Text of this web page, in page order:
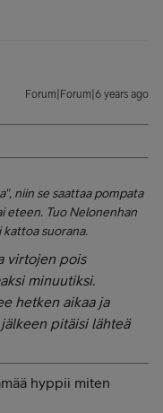
Forum|Forum|6 years ago
niin se saattaa pompata
eteen. Tuo Nelonenhan
suorana.
virtojen pois
minuutiksi.
hetken aikaa ja
pitäisi lähteä
hyppii miten